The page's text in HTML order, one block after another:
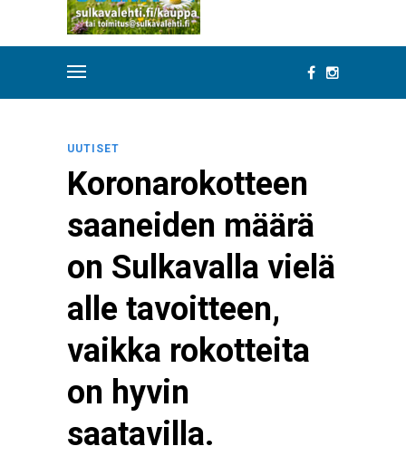
UUTISET
Koronarokotteen
saaneiden määrä
on Sulkavalla vielä
alle tavoitteen,
vaikka rokotteita
on hyvin
saatavilla.